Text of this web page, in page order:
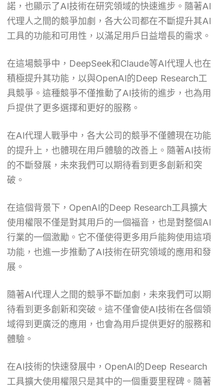
諾，也顯示了AI技術在研究領域的快速進步。隨著AI
代理人之間的競爭加劇，各大公司都在不斷提升其AI
工具的功能和可用性，以滿足用戶日益增長的需求。
在這場競爭中，DeepSeek和Claude等AI代理人也在
積極提升其功能，以與OpenAI的Deep Research工
具競爭。這種競爭不僅推動了AI技術的進步，也為用
戶提供了更多選擇和更好的服務。
在AI代理人戰爭中，各大公司的競爭不僅體現在功能
的提升上，也體現在用戶體驗的改善上。隨著AI技術
的不斷發展，未來我們可以期待看到更多創新和突
破。
在這個背景下，OpenAI的Deep Research工具擴大
使用權限不僅是對其用戶的一個福音，也是對整個AI
行業的一個激勵。它不僅使得更多用戶能夠使用這項
功能，也進一步推動了AI技術在研究領域的應用和發
展。
隨著AI代理人之間的競爭不斷加劇，未來我們可以期
待看到更多創新和突破。這不僅會使AI技術在各個領
域得到更廣泛的應用，也會為用戶提供更好的服務和
體驗。
在AI技術的快速發展中，OpenAI的Deep Research
工具擴大使用權限只是其中的一個重要里程碑。隨著